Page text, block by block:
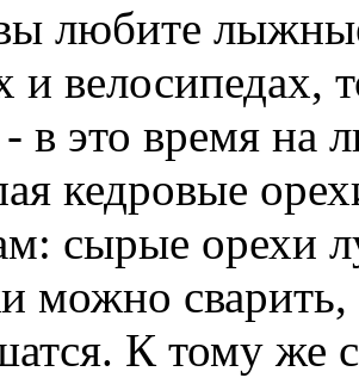
любите
и велосипедах,
в это время на
кедровые
сырые орехи
можно сварить,
К тому же